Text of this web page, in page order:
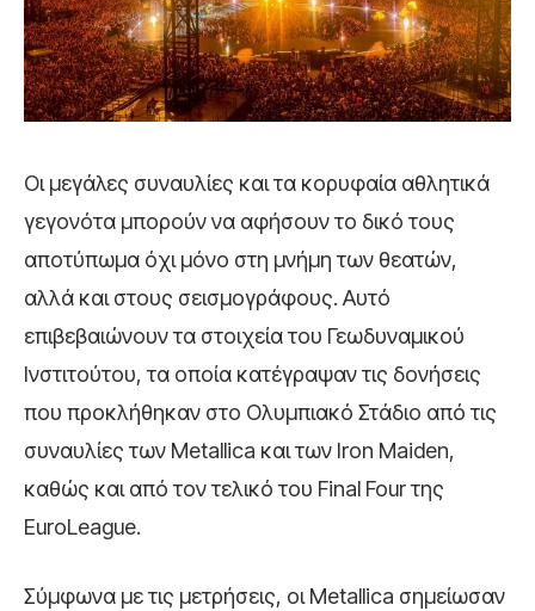
Οι μεγάλες συναυλίες και τα κορυφαία αθλητικά
γεγονότα μπορούν να αφήσουν το δικό τους
αποτύπωμα όχι μόνο στη μνήμη των θεατών,
αλλά και στους σεισμογράφους. Αυτό
επιβεβαιώνουν τα στοιχεία του Γεωδυναμικού
Ινστιτούτου, τα οποία κατέγραψαν τις δονήσεις
που προκλήθηκαν στο Ολυμπιακό Στάδιο από τις
συναυλίες των Metallica και των Iron Maiden,
καθώς και από τον τελικό του Final Four της
EuroLeague.
Σύμφωνα με τις μετρήσεις, οι Metallica σημείωσαν